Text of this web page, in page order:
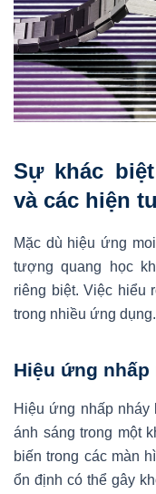
Sự khác
và các hiện
Mặc dù hiệu ứng
tượng quang học
riêng biệt. Việc hiểu
trong nhiều ứng dụng.
Hiệu ứng
Hiệu ứng nhấp
ánh sáng trong một
biến trong các màn
ổn định có thể gây